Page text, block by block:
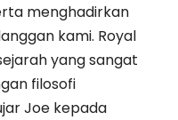
menghadirkan
kami. Royal
yang sangat
filosofi
Joe kepada